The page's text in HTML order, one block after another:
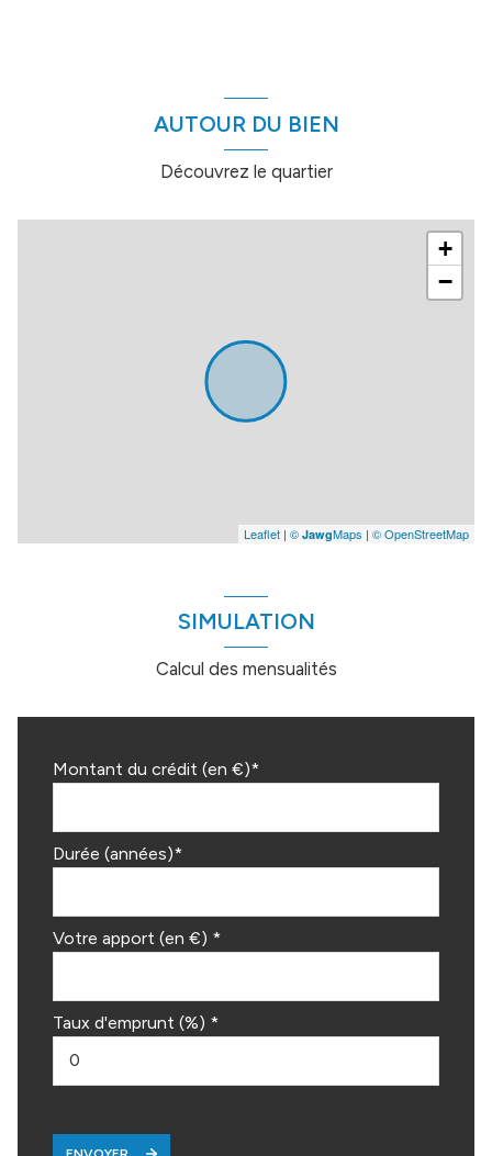
AUTOUR DU BIEN
Découvrez le quartier
+
−
Leaflet | © JawgMaps | © OpenStreetMap
SIMULATION
Calcul des mensualités
Montant du crédit (en €)*
Durée (années)*
Votre apport (en €) *
Taux d'emprunt (%) *